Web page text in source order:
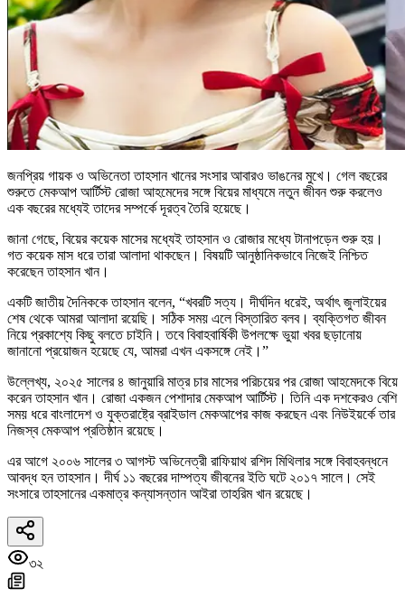
জনপ্রিয় গায়ক ও অভিনেতা তাহসান খানের সংসার আবারও ভাঙনের মুখে। গেল বছরের
শুরুতে মেকআপ আর্টিস্ট রোজা আহমেদের সঙ্গে বিয়ের মাধ্যমে নতুন জীবন শুরু করলেও
এক বছরের মধ্যেই তাদের সম্পর্কে দূরত্ব তৈরি হয়েছে।
জানা গেছে, বিয়ের কয়েক মাসের মধ্যেই তাহসান ও রোজার মধ্যে টানাপড়েন শুরু হয়।
গত কয়েক মাস ধরে তারা আলাদা থাকছেন। বিষয়টি আনুষ্ঠানিকভাবে নিজেই নিশ্চিত
করেছেন তাহসান খান।
একটি জাতীয় দৈনিককে তাহসান বলেন, “খবরটি সত্য। দীর্ঘদিন ধরেই, অর্থাৎ জুলাইয়ের
শেষ থেকে আমরা আলাদা রয়েছি। সঠিক সময় এলে বিস্তারিত বলব। ব্যক্তিগত জীবন
নিয়ে প্রকাশ্যে কিছু বলতে চাইনি। তবে বিবাহবার্ষিকী উপলক্ষে ভুয়া খবর ছড়ানোয়
জানানো প্রয়োজন হয়েছে যে, আমরা এখন একসঙ্গে নেই।”
উল্লেখ্য, ২০২৫ সালের ৪ জানুয়ারি মাত্র চার মাসের পরিচয়ের পর রোজা আহমেদকে বিয়ে
করেন তাহসান খান। রোজা একজন পেশাদার মেকআপ আর্টিস্ট। তিনি এক দশকেরও বেশি
সময় ধরে বাংলাদেশ ও যুক্তরাষ্ট্রে ব্রাইডাল মেকআপের কাজ করছেন এবং নিউইয়র্কে তার
নিজস্ব মেকআপ প্রতিষ্ঠান রয়েছে।
এর আগে ২০০৬ সালের ৩ আগস্ট অভিনেত্রী রাফিয়াথ রশিদ মিথিলার সঙ্গে বিবাহবন্ধনে
আবদ্ধ হন তাহসান। দীর্ঘ ১১ বছরের দাম্পত্য জীবনের ইতি ঘটে ২০১৭ সালে। সেই
সংসারে তাহসানের একমাত্র কন্যাসন্তান আইরা তাহরিম খান রয়েছে।
৩২